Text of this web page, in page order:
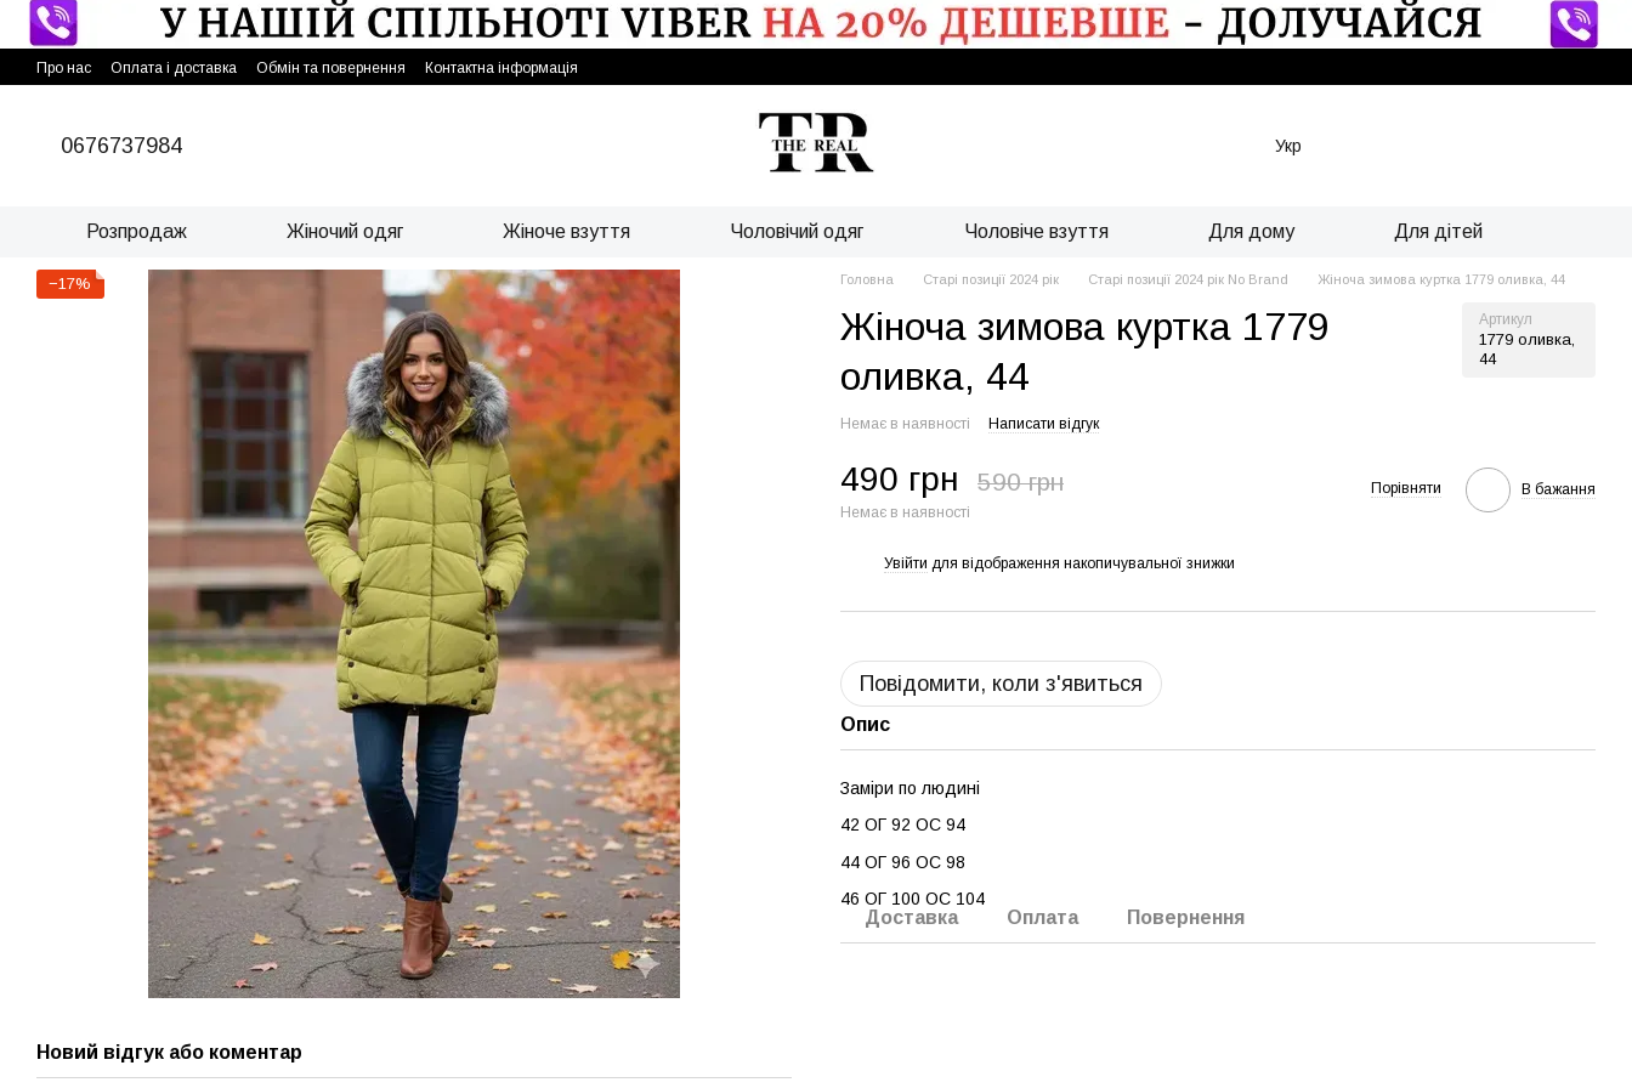
Перейти до основного контенту
Про нас Оплата і доставка Обмін та повернення Контактна інформація
0676737984 Укр
Розпродаж Жіночий одяг Жіноче взуття Чоловічий одяг Чоловіче взуття Для дому Для дітей
−17%
Новий відгук або коментар
Головна Старі позиції 2024 рік Старі позиції 2024 рік No Brand Жіноча зимова куртка 1779 оливка, 44
Жіноча зимова куртка 1779
оливка, 44
Артикул
1779 оливка,
44
Немає в наявності Написати відгук
490 грн 590 грн
Немає в наявності
Порівняти В бажання
Увійти для відображення накопичувальної знижки
Повідомити, коли з'явиться
Опис
Заміри по людині
42 ОГ 92 ОС 94
44 ОГ 96 ОС 98
46 ОГ 100 ОС 104
Доставка Оплата Повернення